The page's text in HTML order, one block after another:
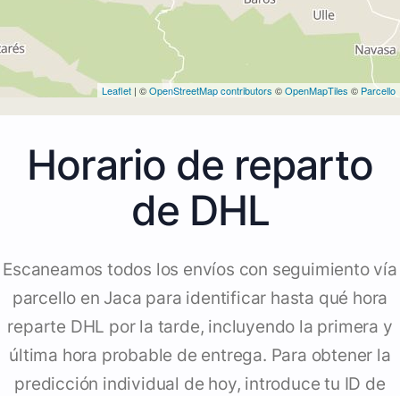
Leaflet | ©OpenStreetMap contributors ©OpenMapTiles © Parcello
Horario de reparto
de DHL
Escaneamos todos los envíos con seguimiento vía
parcello en Jaca para identificar hasta qué hora
reparte DHL por la tarde, incluyendo la primera y
última hora probable de entrega. Para obtener la
predicción individual de hoy, introduce tu ID de